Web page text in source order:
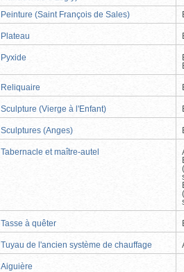
Peinture (Saint François de Sales)
Plateau
Pyxide
Reliquaire
Sculpture (Vierge à l'Enfant)
Sculptures (Anges)
Tabernacle et maître-autel
Tasse à quêter
Tuyau de l'ancien système de chauffage
Aiguière